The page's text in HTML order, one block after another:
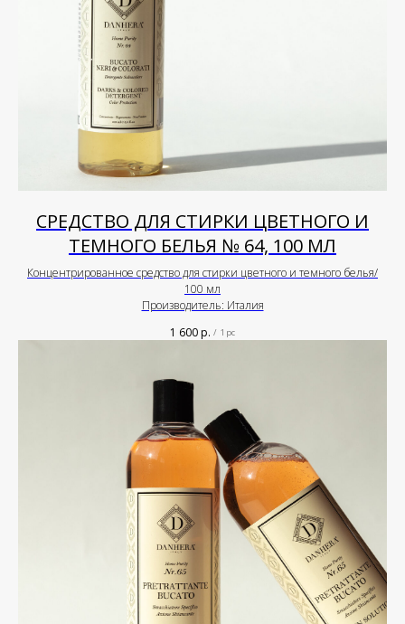
СРЕДСТВО ДЛЯ СТИРКИ ЦВЕТНОГО И
ТЕМНОГО БЕЛЬЯ № 64, 100 МЛ
Концентрированное средство для стирки цветного и темного белья/
100 мл
Производитель: Италия
1 600р. / 1 pc